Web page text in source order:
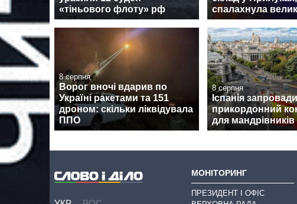
«тіньового флоту» рф
спалахнула
8 серпня
Ворог вночі вдарив по
Україні ракетами та 151
дроном: скільки ліквідувала
ППО
8 серпня
Іспанія
прикордонний
для мандрівників
МОНІТОРИНГ
ПРЕЗИДЕНТ І ОФІС